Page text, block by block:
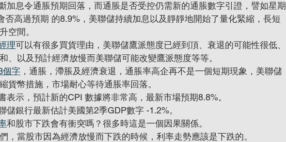
加息令通脹預期回落，而通脹是否受控仍需新的通脹數字引證，譬如星期
否高過預期 的8.9%，美聯儲持續加息以及靜靜地開始了量化緊縮，長短
空間。
理可以有很多買貨理由，美聯儲鷹派態度已經到頂、衰退的可能性很低、
、以及預計經濟放慢而美聯儲可能改變鷹派態度等等。
個字 ，通脹，滯脹及經濟衰退，通脹率高企再不是一個短期現象，美聯儲
貨幣措施，市場耐心等待通脹率回落。
表示，預計新的CPI 數據將非常高，最新市場預期8.8%。
儲銀行最新估計美國第2季GDP數字 -1.2%。
和股市下跌會有衝突嗎？很多時這是一個因果關係。
，當股市因為經濟放慢而下跌的時候，利率走勢應該是下跌的。